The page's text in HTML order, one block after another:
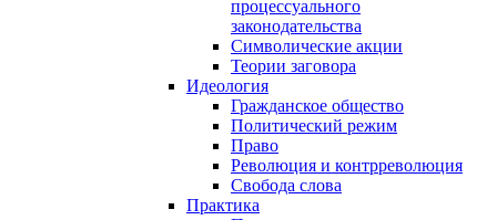
процессуального
законодательства
Символические акции
Теории заговора
Идеология
Гражданское общество
Политический режим
Право
Революция и контрреволюция
Свобода слова
Практика